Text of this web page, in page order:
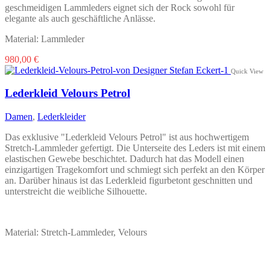
geschmeidigen Lammleders eignet sich der Rock sowohl für
elegante als auch geschäftliche Anlässe.
Material: Lammleder
980,00 €Dieses
Produkt
mehrere
auf.
Die
Optionen
können
auf
der
Produktseite
gewählt
Quick View
Lederkleid Velours Petrol
Damen, Lederkleider
Das exklusive "Lederkleid Velours Petrol" ist aus hochwertigem
Stretch-Lammleder gefertigt. Die Unterseite des Leders ist mit einem
elastischen Gewebe beschichtet. Dadurch hat das Modell einen
einzigartigen Tragekomfort und schmiegt sich perfekt an den Körper
an. Darüber hinaus ist das Lederkleid figurbetont geschnitten und
unterstreicht die weibliche Silhouette.
Material: Stretch-Lammleder, Velours